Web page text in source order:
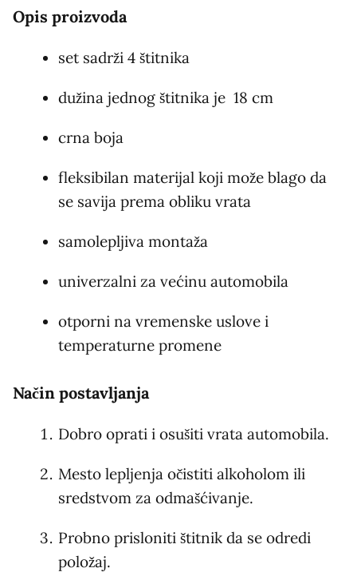
Opis proizvoda
set sadrži 4 štitnika
dužina jednog štitnika je 18 cm
crna boja
fleksibilan materijal koji može blago da
se savija prema obliku vrata
samolepljiva montaža
univerzalni za većinu automobila
otporni na vremenske uslove i
temperaturne promene
Način postavljanja
Dobro oprati i osušiti vrata automobila.
Mesto lepljenja očistiti alkoholom ili
sredstvom za odmašćivanje.
Probno prisloniti štitnik da se odredi
položaj.